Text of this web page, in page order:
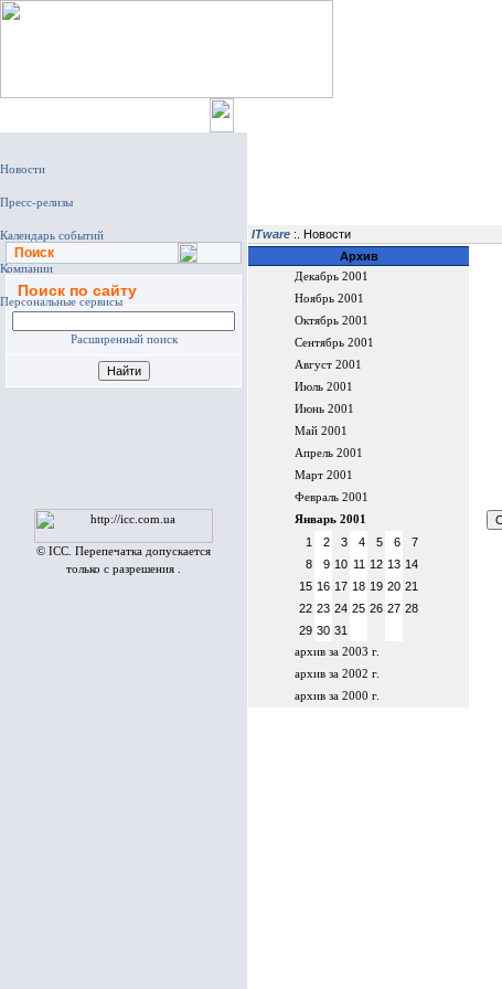
Поиск
Поиск по сайту
Расширенный поиск
© ICC. Перепечатка допускается
только с разрешения .
ITware :. Новости
Архив
Декабрь 2001
Ноябрь 2001
Октябрь 2001
Сентябрь 2001
Август 2001
Июль 2001
Июнь 2001
Май 2001
Апрель 2001
Март 2001
Февраль 2001
Январь 2001
1 2 3 4 5 6
7
8
9 10 11 12 13 14
15 16 17 18 19 20 21
22 23 24 25 26 27 28
29 30 31
архив за 2003 г.
архив за 2002 г.
архив за 2000 г.